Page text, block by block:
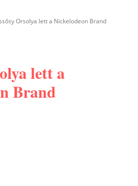
Orsolya lett a Nickelodeon Brand
lett a
Brand